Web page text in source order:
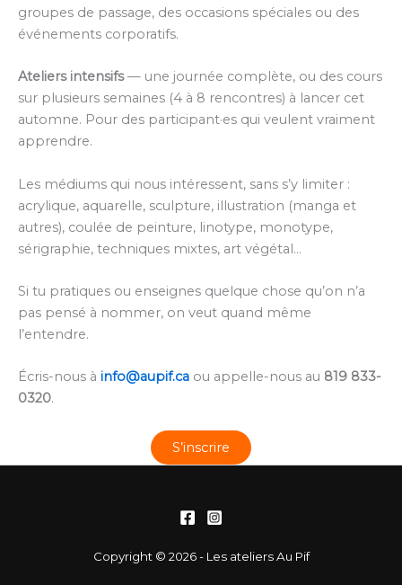
groupes de passage, des occasions spéciales ou des
événements corporatifs.
Ateliers intensifs— une journée complète, ou des cours
sur plusieurs semaines (4 à 8 rencontres) à lancer cet
automne. Pour des participant·es qui veulent vraiment
apprendre.
Les médiums qui nous intéressent, sans s’y limiter :
acrylique, aquarelle, sculpture, illustration (manga et
autres), coulée de peinture, linotype, monotype,
sérigraphie, techniques mixtes, art végétal…
Si tu pratiques ou enseignes quelque chose qu’on n’a
pas pensé à nommer, on veut quand même
l’entendre.
Écris-nous à info@aupif.ca ou appelle-nous au 819 833-
0320.
S’inscrire
Copyright © 2026 - Les ateliers Au Pif